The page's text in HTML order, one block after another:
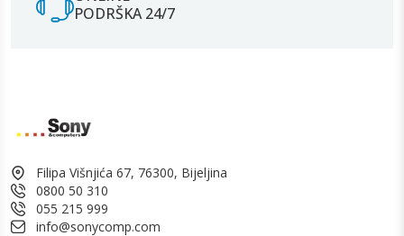
PODRŠKA 24/7
Filipa Višnjića 67, 76300, Bijeljina
0800 50 310
055 215 999
info@sonycomp.com